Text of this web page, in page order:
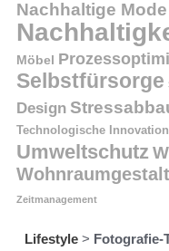
Nachhaltige Mode
Möbel
Selbstfürsorge
Design
Technologische Innovation
Umweltschutz
Zeitmanagement
Lifestyle> Fotografie-